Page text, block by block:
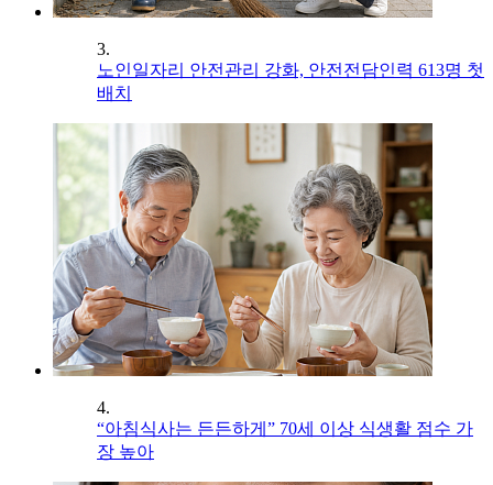
3.
노인일자리 안전관리 강화, 안전전담인력 613명 첫
배치
4.
“아침식사는 든든하게” 70세 이상 식생활 점수 가
장 높아